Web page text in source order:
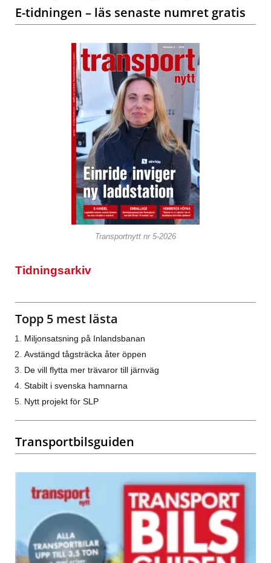
E-tidningen – läs senaste numret gratis
Transportnytt nr 5-2026
Tidningsarkiv
Topp 5 mest lästa
Miljonsatsning på Inlandsbanan
Avstängd tågsträcka åter öppen
De vill flytta mer trävaror till järnväg
Stabilt i svenska hamnarna
Nytt projekt för SLP
Transportbilsguiden